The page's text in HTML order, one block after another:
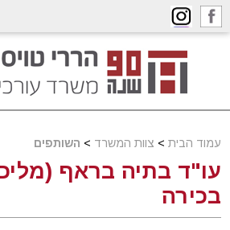
עמוד הבית > צוות המשרד > השותפים
עו"ד בתיה בראף
בכירה